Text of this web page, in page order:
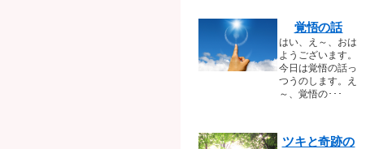
覚悟の話
はい、え～、おは
ようございます。
今日は覚悟の話っ
つうのします。え
～、覚悟の･･･
ツキと奇跡の